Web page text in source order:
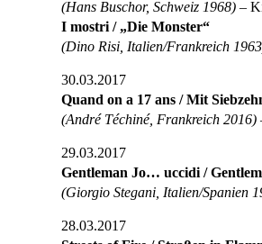
(Hans Buschor, Schweiz 1968) –
I mostri / „Die Monster“
(Dino Risi, Italien/Frankreich
30.03.2017
Quand on a 17 ans / Mit
(André Téchiné, Frankreich 2016)
29.03.2017
Gentleman Jo… uccidi /
(Giorgio Stegani, Italien/Spanien
28.03.2017